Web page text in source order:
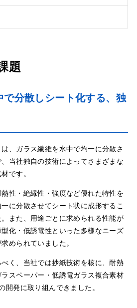
題
で分散しシート化する、独
、ガラス繊維を水中で均一に分散さ
当社独自の技術によってさまざまな
です。
性・絶縁性・強度など優れた特性を
に分散させてシート状に成形するこ
また、用途ごとに求められる性能が
化・低誘電性といった多様なニーズ
められていました。
く、当社では抄紙技術を核に、耐熱
スペーパー・低誘電ガラス複合素材
開発に取り組んできました。